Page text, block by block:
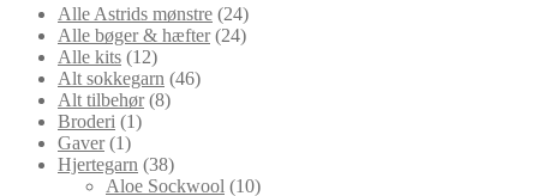
Alle Astrids mønstre 2424
varer
Alle bøger & hæfter 2424
Alle kits 1212
varer
Alt sokkegarn 4646
Alt tilbehør 88
Broderi 11
Gaver 11
vare
Hjertegarn 3838
varer
Aloe Sockwool 1010